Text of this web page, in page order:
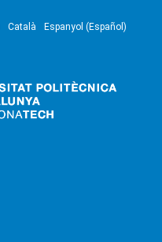
Català Espanyol (Español)